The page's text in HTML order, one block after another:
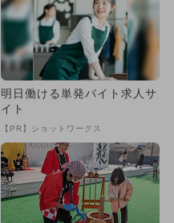
明日働ける単発バイト求人サ
イト
【PR】ショットワークス